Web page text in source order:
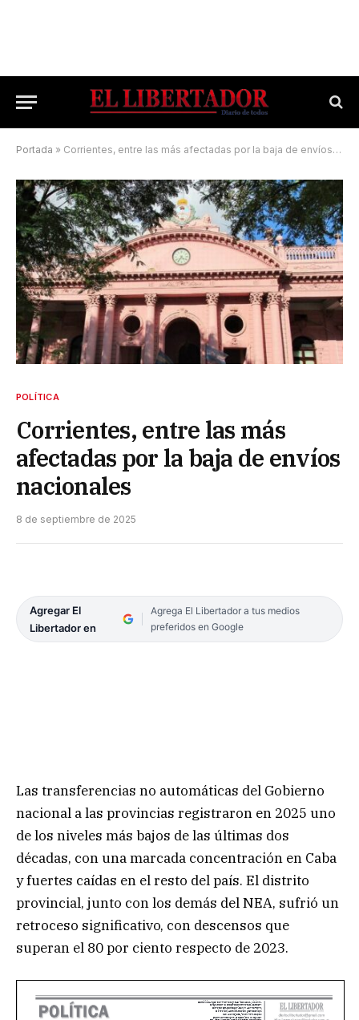
Portada » Corrientes, entre las más afectadas por la baja de envíos nacionales
POLÍTICA
Corrientes, entre las más
afectadas por la baja de envíos
nacionales
8 de septiembre de 2025
Agregar El
Libertador en
Agrega El Libertador a tus medios
preferidos en Google
Las transferencias no automáticas del Gobierno
nacional a las provincias registraron en 2025 uno
de los niveles más bajos de las últimas dos
décadas, con una marcada concentración en Caba
y fuertes caídas en el resto del país. El distrito
provincial, junto con los demás del NEA, sufrió un
retroceso significativo, con descensos que
superan el 80 por ciento respecto de 2023.